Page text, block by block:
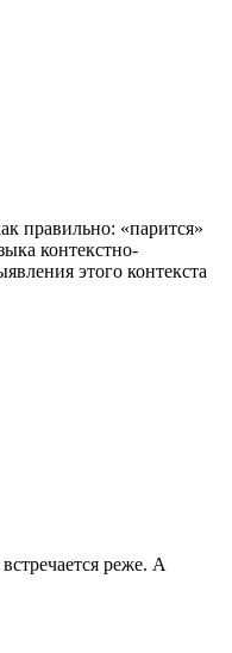
правильно: «парится»
контекстно-
этого контекста
реже. А